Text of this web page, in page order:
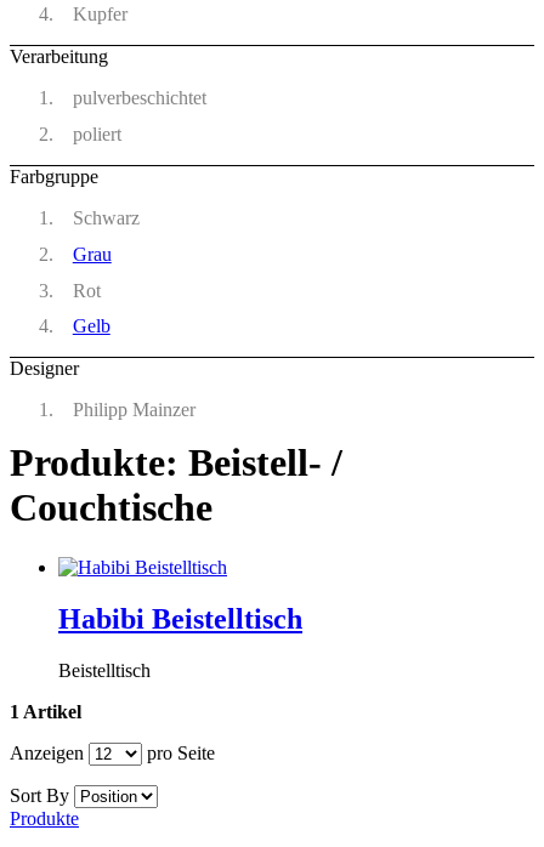
Kupfer
Verarbeitung
pulverbeschichtet
poliert
Farbgruppe
Schwarz
Grau
Rot
Gelb
Designer
Philipp Mainzer
Produkte: Beistell- /
Couchtische
Habibi Beistelltisch
Beistelltisch
1 Artikel
Anzeigen
pro Seite
Sort By
Produkte